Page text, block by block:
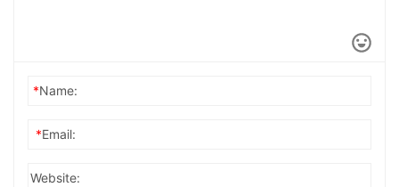
*Name:
*Email:
Website: